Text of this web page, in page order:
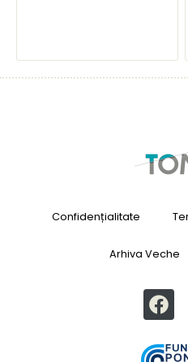
Confidențialitate
Arhiva Veche